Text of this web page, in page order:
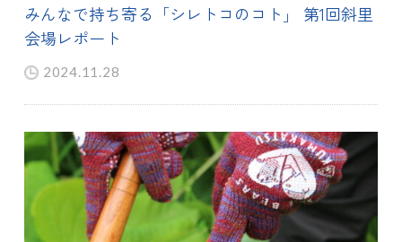
みんなで持ち寄る「シレトコのコト」 第1回斜里
会場レポート
2024.11.28